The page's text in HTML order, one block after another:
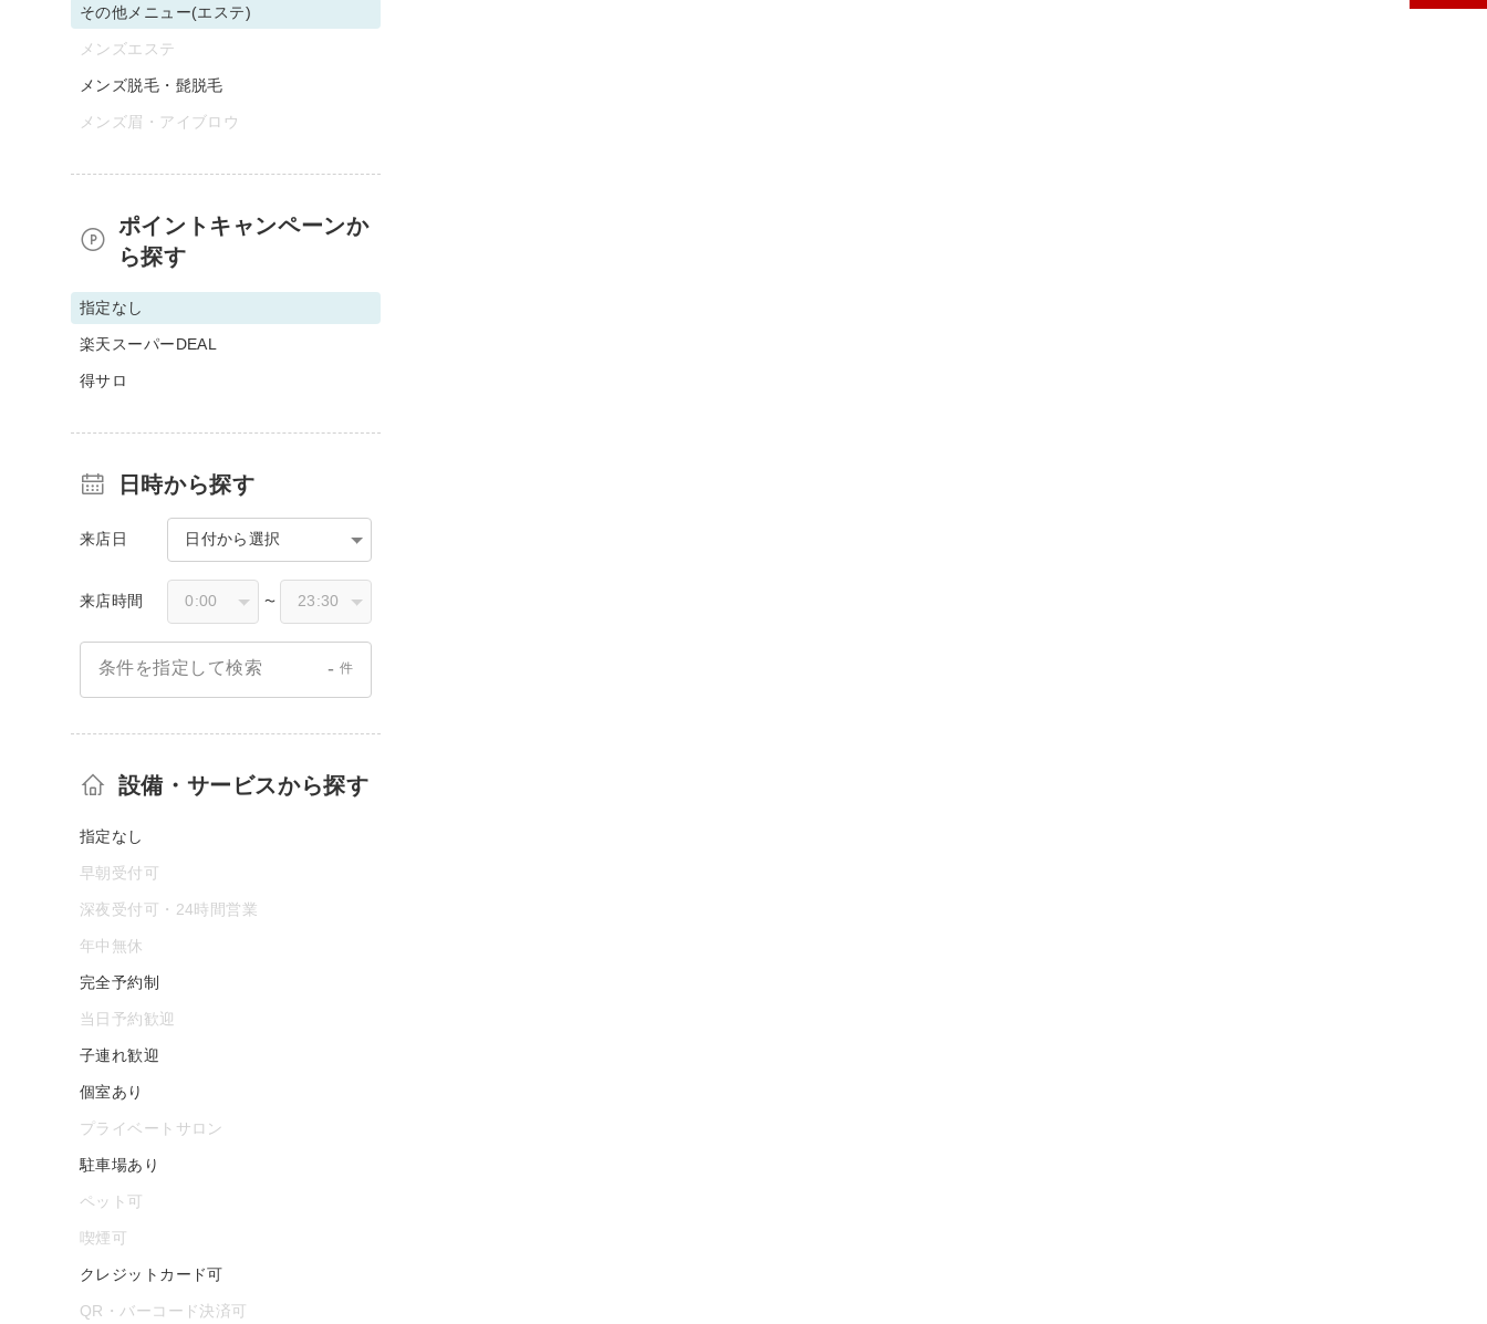
その他メニュー(エステ)
メンズエステ
メンズ脱毛・髭脱毛
メンズ眉・アイブロウ
ポイントキャンペーンか
ら探す
指定なし
楽天スーパーDEAL
得サロ
日時から探す
来店日 日付から選択
来店時間 〜
条件を指定して検索 - 件
設備・サービスから探す
指定なし
早朝受付可
深夜受付可・24時間営業
年中無休
完全予約制
当日予約歓迎
子連れ歓迎
個室あり
プライベートサロン
駐車場あり
ペット可
喫煙可
クレジットカード可
QR・バーコード決済可